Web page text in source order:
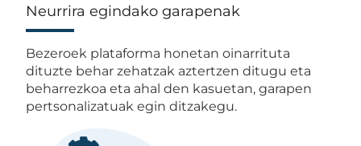
Neurrira egindako garapenak
Bezeroek plataforma honetan oinarrituta
dituzte behar zehatzak aztertzen ditugu eta
beharrezkoa eta ahal den kasuetan, garapen
pertsonalizatuak egin ditzakegu.